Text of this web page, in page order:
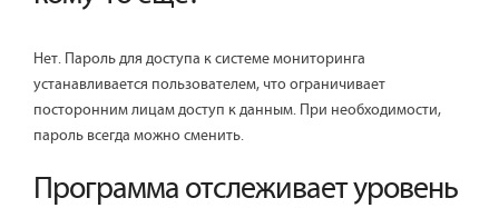
Нет. Пароль для доступа к системе мониторинга
устанавливается пользователем, что ограничивает
посторонним лицам доступ к данным. При необходимости,
пароль всегда можно сменить.
Программа отслеживает уровень